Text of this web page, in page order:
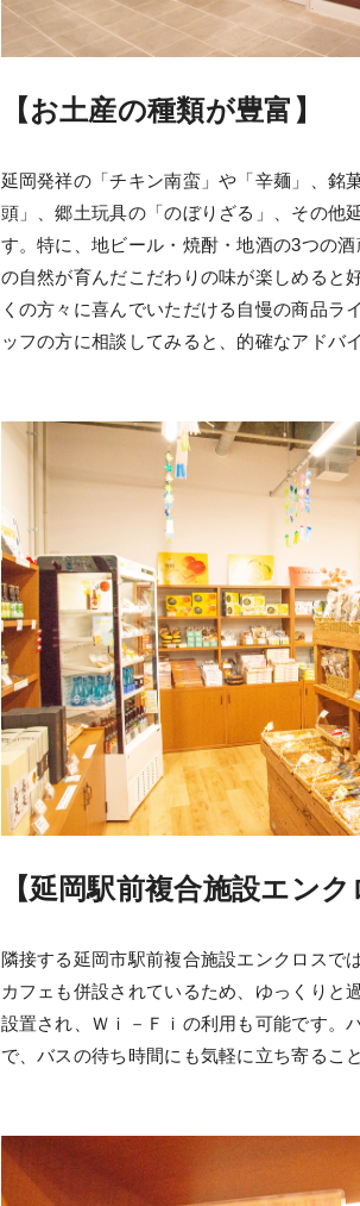
【お土産の種類が豊富】
延岡発祥の「チキン南蛮」や「辛麺」、銘
頭」、郷土玩具の「のぼりざる」、その他
す。特に、地ビール・焼酎・地酒の3つの
の自然が育んだこだわりの味が楽しめると
くの方々に喜んでいただける自慢の商品ラ
ッフの方に相談してみると、的確なアドバ
【延岡駅前複合施設エンク
隣接する延岡市駅前複合施設エンクロスで
カフェも併設されているため、ゆっくりと
設置され、Ｗｉ－Ｆｉの利用も可能です。
で、バスの待ち時間にも気軽に立ち寄るこ